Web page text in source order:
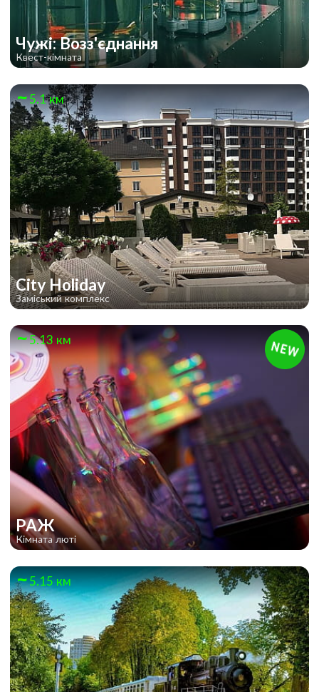
Чужі: Возз'єднання
Квест-кімната
5.1 км
City Holiday
Заміський комплекс
5.13 км
РАЖ
Кімната люті
5.15 км